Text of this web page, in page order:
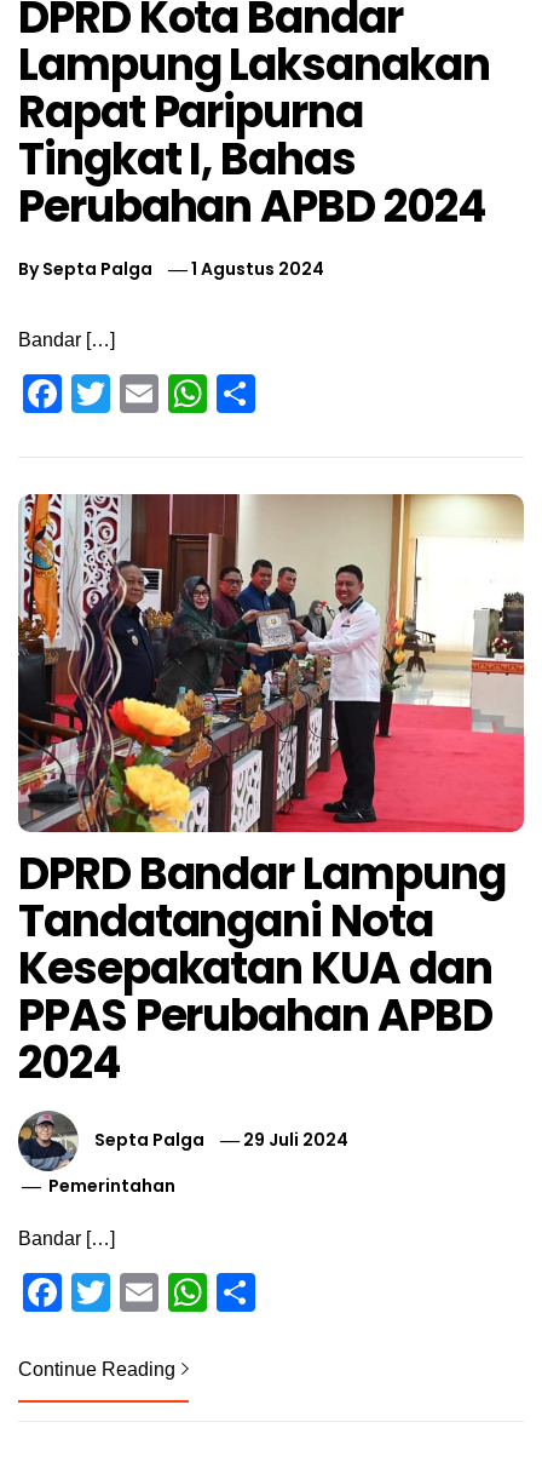
DPRD Kota Bandar
Lampung Laksanakan
Rapat Paripurna
Tingkat I, Bahas
Perubahan APBD 2024
BySepta Palga 1 Agustus 2024
Bandar […]
Facebook
Twitter
EmailWhatsApp
DPRD Bandar Lampung
Tandatangani Nota
Kesepakatan KUA dan
PPAS Perubahan APBD
2024
Septa Palga
29 Juli 2024
Pemerintahan
Bandar […]
Facebook
Twitter
EmailWhatsApp
Continue Reading